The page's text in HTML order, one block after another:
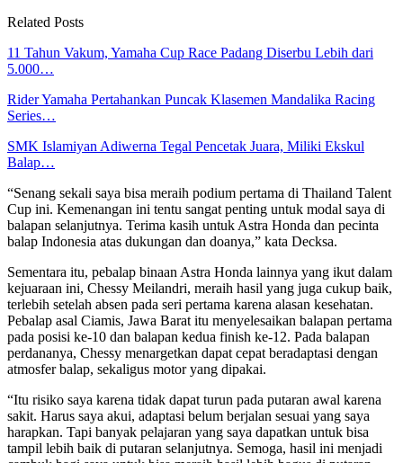
Related Posts
11 Tahun Vakum, Yamaha Cup Race Padang Diserbu Lebih dari
5.000…
Rider Yamaha Pertahankan Puncak Klasemen Mandalika Racing
Series…
SMK Islamiyan Adiwerna Tegal Pencetak Juara, Miliki Ekskul
Balap…
“Senang sekali saya bisa meraih podium pertama di Thailand Talent
Cup ini. Kemenangan ini tentu sangat penting untuk modal saya di
balapan selanjutnya. Terima kasih untuk Astra Honda dan pecinta
balap Indonesia atas dukungan dan doanya,” kata Decksa.
Sementara itu, pebalap binaan Astra Honda lainnya yang ikut dalam
kejuaraan ini, Chessy Meilandri, meraih hasil yang juga cukup baik,
terlebih setelah absen pada seri pertama karena alasan kesehatan.
Pebalap asal Ciamis, Jawa Barat itu menyelesaikan balapan pertama
pada posisi ke-10 dan balapan kedua finish ke-12. Pada balapan
perdananya, Chessy menargetkan dapat cepat beradaptasi dengan
atmosfer balap, sekaligus motor yang dipakai.
“Itu risiko saya karena tidak dapat turun pada putaran awal karena
sakit. Harus saya akui, adaptasi belum berjalan sesuai yang saya
harapkan. Tapi banyak pelajaran yang saya dapatkan untuk bisa
tampil lebih baik di putaran selanjutnya. Semoga, hasil ini menjadi